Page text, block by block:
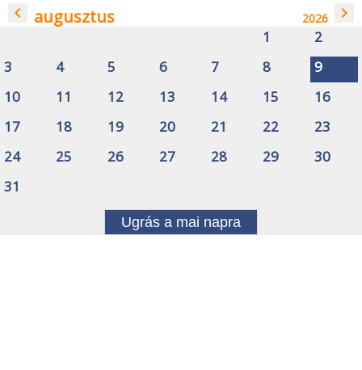
navigate_before augusztus 2026 navigate_next
1
2
3
4 5 6 7 8
9
10
11 12 13 14 15
16
17
18 19 20 21 22
23
24
25 26 27 28 29
30
31
Ugrás a mai napra